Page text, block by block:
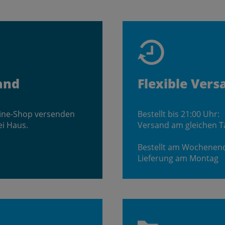
Shop versenden
Haus.
Flexible
Bestellt bis 21:00 Uhr:
Versand am gleichen
Bestellt am
Lieferung am Montag